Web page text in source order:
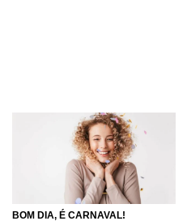
BOM DIA, É CARNAVAL!